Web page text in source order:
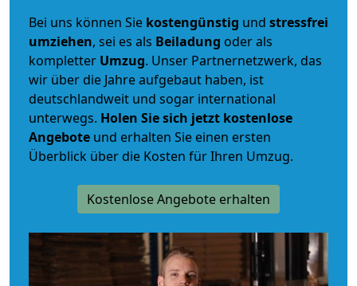
Bei uns können Sie kostengünstig und stressfrei
umziehen, sei es als Beiladung oder als
kompletter Umzug. Unser Partnernetzwerk, das
wir über die Jahre aufgebaut haben, ist
deutschlandweit und sogar international
unterwegs. Holen Sie sich jetzt kostenlose
Angebote und erhalten Sie einen ersten
Überblick über die Kosten für Ihren Umzug.
Kostenlose Angebote erhalten